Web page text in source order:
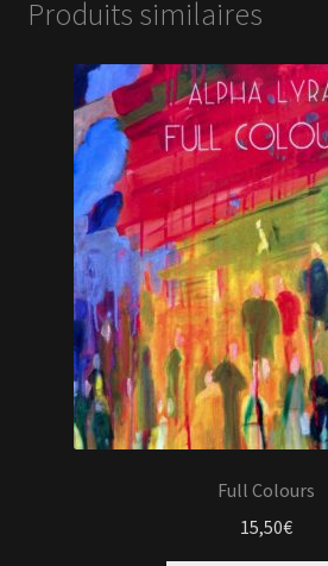
Produits similaires
Full Colours
15,50€